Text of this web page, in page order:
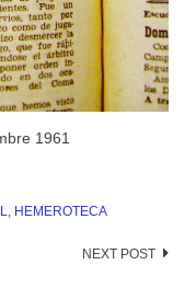
1961
HEMEROTECA
NEXT POST